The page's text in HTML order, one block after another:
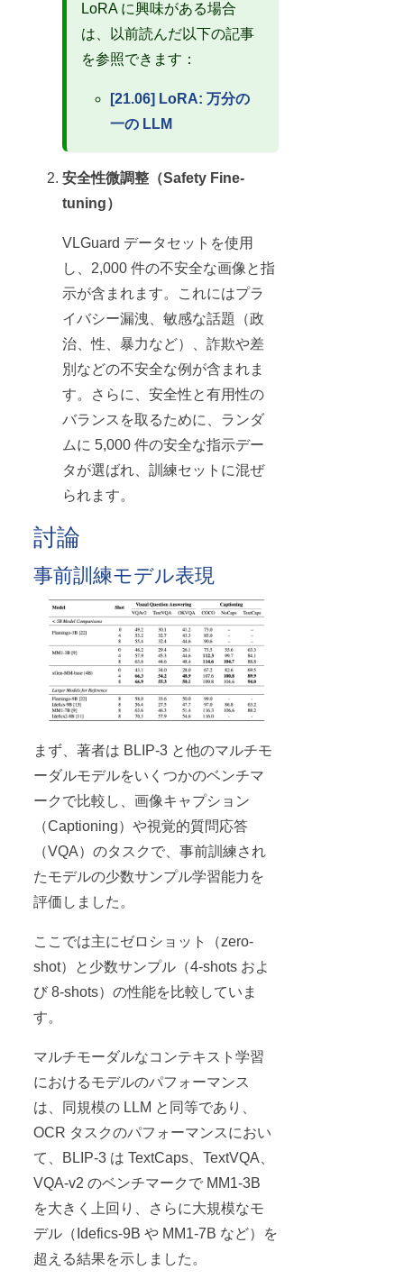
LoRA に興味がある場合
は、以前読んだ以下の記事
を参照できます：
[21.06] LoRA: 万分の
一の LLM
安全性微調整（Safety Fine-
tuning）
VLGuard データセットを使用
し、2,000 件の不安全な画像と指
示が含まれます。これにはプラ
イバシー漏洩、敏感な話題（政
治、性、暴力など）、詐欺や差
別などの不安全な例が含まれま
す。さらに、安全性と有用性の
バランスを取るために、ランダ
ムに 5,000 件の安全な指示デー
タが選ばれ、訓練セットに混ぜ
られます。
討論
事前訓練モデル表現
まず、著者は BLIP-3 と他のマルチモ
ーダルモデルをいくつかのベンチマ
ークで比較し、画像キャプション
（Captioning）や視覚的質問応答
（VQA）のタスクで、事前訓練され
たモデルの少数サンプル学習能力を
評価しました。
ここでは主にゼロショット（zero-
shot）と少数サンプル（4-shots およ
び 8-shots）の性能を比較していま
す。
マルチモーダルなコンテキスト学習
におけるモデルのパフォーマンス
は、同規模の LLM と同等であり、
OCR タスクのパフォーマンスにおい
て、BLIP-3 は TextCaps、TextVQA、
VQA-v2 のベンチマークで MM1-3B
を大きく上回り、さらに大規模なモ
デル（Idefics-9B や MM1-7B など）を
超える結果を示しました。